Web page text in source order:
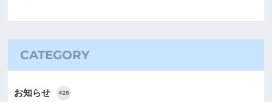
CATEGORY
お知らせ 425